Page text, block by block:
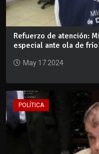
Refuerzo de atención:
especial ante ola de frío
May 17 2024
POLÍTICA